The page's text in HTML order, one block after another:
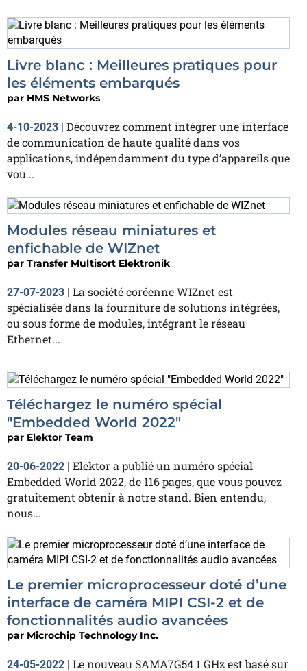
Livre blanc : Meilleures pratiques pour
les éléments embarqués
par HMS Networks
4-10-2023 | Découvrez comment intégrer une interface
de communication de haute qualité dans vos
applications, indépendamment du type d’appareils que
vou...
Modules réseau miniatures et
enfichable de WIZnet
par Transfer Multisort Elektronik
27-07-2023
La société coréenne WIZnet est
spécialisée dans la fourniture de solutions intégrées,
ou sous forme de modules, intégrant le réseau
Ethernet...
Téléchargez le numéro spécial
"Embedded World 2022"
par Elektor Team
20-06-2022 | Elektor a publié un numéro spécial
Embedded World 2022, de 116 pages, que vous pouvez
gratuitement obtenir à notre stand. Bien entendu,
nous...
Le premier microprocesseur doté d’une
interface de caméra MIPI CSI-2 et de
fonctionnalités audio avancées
par Microchip Technology Inc.
24-05-2022 | Le nouveau SAMA7G54 1 GHz est basé sur